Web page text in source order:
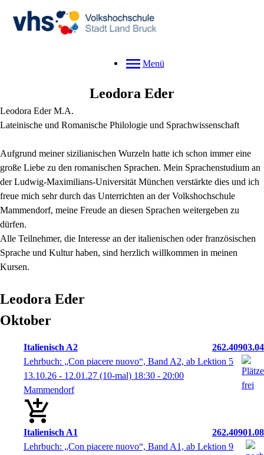
Menü
Leodora Eder
Leodora Eder M.A.
Lateinische und Romanische Philologie und Sprachwissenschaft
Aufgrund meiner sizilianischen Wurzeln hatte ich schon immer eine
große Liebe zu den romanischen Sprachen. Mein Sprachenstudium an
der Ludwig-Maximilians-Universität München verstärkte dies und ich
freue mich sehr durch das Unterrichten an der Volkshochschule
Mammendorf, meine Freude an diesen Sprachen weitergeben zu
dürfen.
Alle Teilnehmer, die Interesse an der italienischen oder französischen
Sprache und Kultur haben, sind herzlich willkommen in meinen
Kursen.
Leodora Eder
Oktober
Italienisch A2
262.40903.04
Lehrbuch: „Con piacere nuovo“, Band A2, ab Lektion 5
13.10.26 - 12.01.27 (10-mal) 18:30 - 20:00
Mammendorf
Italienisch A1
262.40901.08
Lehrbuch: „Con piacere nuovo“, Band A1, ab Lektion 9